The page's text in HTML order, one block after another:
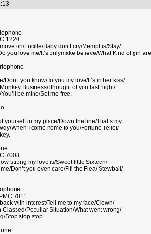
1220
on/Lucille/Baby don’t cry/Memphis/Stay/
you love me/It’s onlymake believe/What Kind of girl
Don’t you know/To you my love/It’s in her kiss/
Business/I thought of you last night/
be mine/Set me free.
yourself in my place/Down the line/That’s my
When I come home to you/Fortune Teller/
7008
strong my love is/Sweet little Sixteen/
Don’t you even care/Fifi the Flea/ Stewball/
7011
with interest/Tell me to my face/Clown/
Classed/Peculiar Situation/What went wrong/
Stop stop stop.